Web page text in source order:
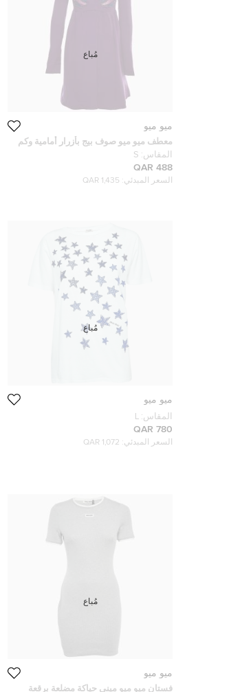
ميو ميو
معطف ميو ميو صوف بيج بأزرار أمامية وكم
طويل مقاس صغير - سمول
المقاس: S
488 QAR
السعر المبدئي: 1,435 QAR
مُباع
ميو ميو
المقاس: L
780 QAR
السعر المبدئي: 1,072 QAR
مُباع
ميو ميو
فستان ميو ميو ميني حياكة مضلعة برقعة
مُباع